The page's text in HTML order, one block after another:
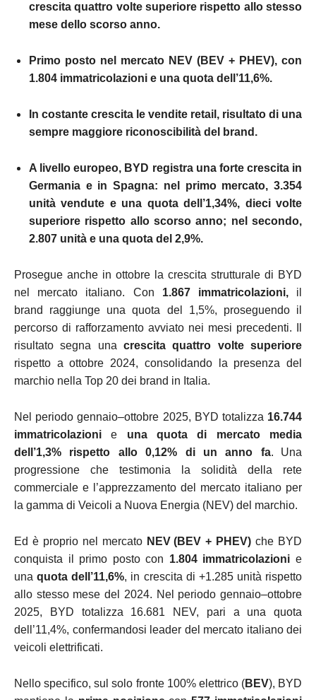
crescita quattro volte superiore rispetto allo stesso
mese dello scorso anno.
Primo posto nel mercato NEV (BEV + PHEV), con
1.804 immatricolazioni e una quota dell’11,6%.
In costante crescita le vendite retail, risultato di una
sempre maggiore riconoscibilità del brand.
A livello europeo, BYD registra una forte crescita in
Germania e in Spagna: nel primo mercato, 3.354
unità vendute e una quota dell’1,34%, dieci volte
superiore rispetto allo scorso anno; nel secondo,
2.807 unità e una quota del 2,9%.
Prosegue anche in ottobre la crescita strutturale di BYD
nel mercato italiano. Con 1.867 immatricolazioni,il
brand raggiunge una quota del 1,5%, proseguendo il
percorso di rafforzamento avviato nei mesi precedenti. Il
risultato segna una crescita quattro volte superiore
rispetto a ottobre 2024, consolidando la presenza del
marchio nella Top 20 dei brand in Italia.
Nel periodo gennaio–ottobre 2025, BYD totalizza 16.744
immatricolazioni e una quota di mercato media
dell’1,3% rispetto allo 0,12% di un anno fa.
Una
progressione che testimonia la solidità della rete
commerciale e l’apprezzamento del mercato italiano per
la gamma di Veicoli a Nuova Energia (NEV) del marchio.
Ed è proprio nel mercato NEV (BEV + PHEV) che BYD
conquista il primo posto con 1.804 immatricolazioni e
unaquota dell’11,6%, in crescita di +1.285 unità rispetto
allo stesso mese del 2024. Nel periodo gennaio–ottobre
2025, BYD totalizza 16.681 NEV, pari a una quota
dell’11,4%, confermandosi leader del mercato italiano dei
veicoli elettrificati.
Nello specifico, sul solo fronte 100% elettrico (BEV), BYD